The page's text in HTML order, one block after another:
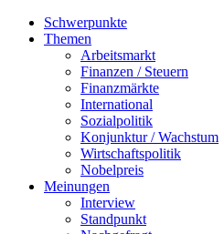
Schwerpunkte
Themen
Arbeitsmarkt
Finanzen / Steuern
Finanzmärkte
International
Sozialpolitik
Konjunktur / Wachstum
Wirtschaftspolitik
Nobelpreis
Meinungen
Interview
Standpunkt